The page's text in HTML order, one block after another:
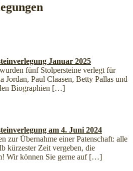
Januar 2025
fünf Stolpersteine verlegt für
Jordan, Paul Claasen, Betty Pallas und
Biographien […]
am 4. Juni 2024
zur Übernahme einer Patenschaft: alle
kürzester Zeit vergeben, die
Wir können Sie gerne auf […]